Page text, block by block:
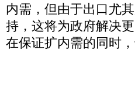
内需，但由于出口尤
持，这将为政府解决
在保证扩内需的同时